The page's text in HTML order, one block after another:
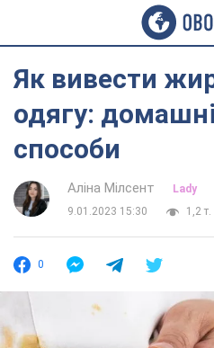
Як вивести
одягу:
способи
Аліна Мілсент
Lady
9.01.2023 15:30
1,2 т.
0